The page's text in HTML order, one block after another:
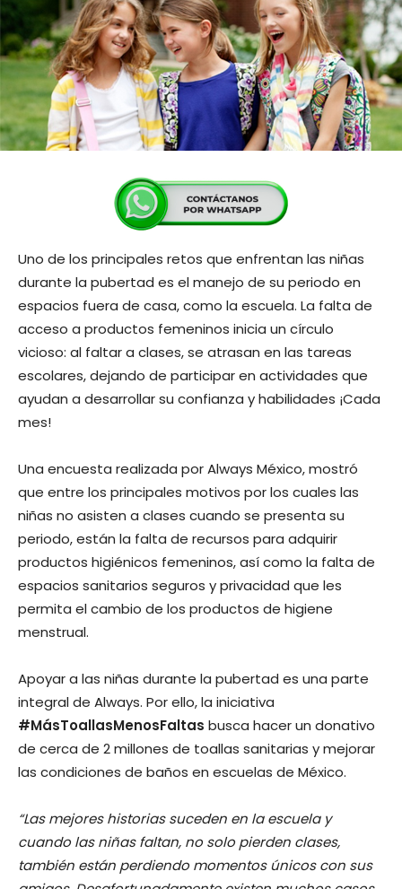
Uno de los principales retos que enfrentan las niñas
durante la pubertad es el manejo de su periodo en
espacios fuera de casa, como la escuela. La falta de
acceso a productos femeninos inicia un círculo
vicioso: al faltar a clases, se atrasan en las tareas
escolares, dejando de participar en actividades que
ayudan a desarrollar su confianza y habilidades ¡Cada
mes!
Una encuesta realizada por Always México, mostró
que entre los principales motivos por los cuales las
niñas no asisten a clases cuando se presenta su
periodo, están la falta de recursos para adquirir
productos higiénicos femeninos, así como la falta de
espacios sanitarios seguros y privacidad que les
permita el cambio de los productos de higiene
menstrual.
Apoyar a las niñas durante la pubertad es una parte
integral de Always. Por ello, la iniciativa
#MásToallasMenosFaltas busca hacer un donativo
de cerca de 2 millones de toallas sanitarias y mejorar
las condiciones de baños en escuelas de México.
“Las mejores historias suceden en la escuela y
cuando las niñas faltan, no solo pierden clases,
también están perdiendo momentos únicos con sus